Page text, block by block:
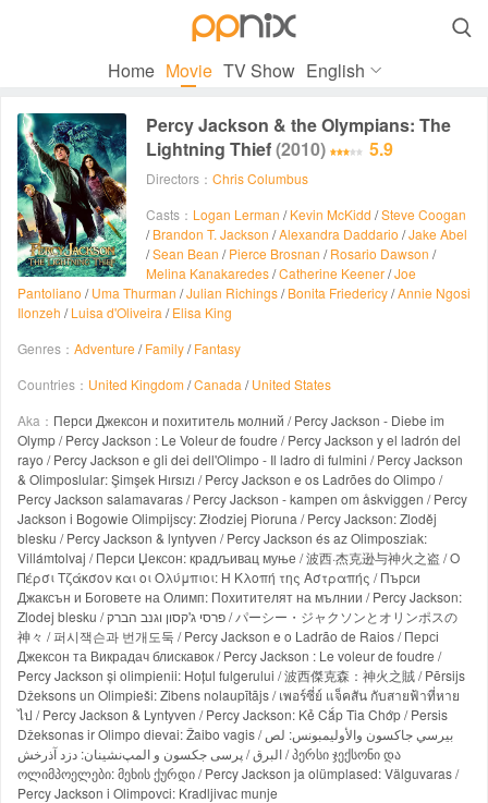

Home Movie TV Show English
Percy Jackson & the Olympians: The
Lightning Thief(2010) 5.9
Directors： Chris Columbus
Casts： Logan Lerman /Kevin McKidd /Steve Coogan
/Brandon T. Jackson /Alexandra Daddario /Jake Abel
/Sean Bean /Pierce Brosnan /Rosario Dawson /
Melina Kanakaredes/Catherine Keener/Joe
Pantoliano /Uma Thurman /Julian Richings/Bonita Friedericy/Annie Ngosi
Ilonzeh /Luisa d'Oliveira /Elisa King
Genres： Adventure /Family/Fantasy
Countries： United Kingdom /Canada /United States
Aka： Перси Джексон и похититель молний / Percy Jackson - Diebe im
Olymp / Percy Jackson : Le Voleur de foudre / Percy Jackson y el ladrón del
rayo / Percy Jackson e gli dei dell'Olimpo - Il ladro di fulmini / Percy Jackson
& Olimposlular: Şimşek Hırsızı / Percy Jackson e os Ladrões do Olimpo /
Percy Jackson salamavaras / Percy Jackson - kampen om åskviggen / Percy
Jackson i Bogowie Olimpijscy: Złodziej Pioruna / Percy Jackson: Zloděj
blesku / Percy Jackson & lyntyven / Percy Jackson és az Olimposziak:
Villámtolvaj / Перси Џексон: крадљивац муње / 波西·杰克逊与神火之盗 / Ο
Πέρσι Τζάκσον και οι Ολύμπιοι: Η Κλοπή της Αστραπής / Пърси
Джаксън и Боговете на Олимп: Похитителят на мълнии / Percy Jackson:
Zlodej blesku / פרסי ג'קסון וגנב הברק / パーシー・ジャクソンとオリンポスの
神々 / 퍼시잭슨과 번개도둑 / Percy Jackson e o Ladrão de Raios / Персі
Джексон та Викрадач блискавок / Percy Jackson : Le voleur de foudre /
Percy Jackson și olimpienii: Hoțul fulgerului / 波西傑克森：神火之賊 / Pērsijs
Džeksons un Olimpieši: Zibens nolaupītājs / เพอร์ซี่ย์ แจ็คสัน กับสายฟ้าที่หาย
ไป / Percy Jackson & Lyntyven / Percy Jackson: Kẻ Cắp Tia Chớp / Persis
Džeksonas ir Olimpo dievai: Žaibo vagis / بيرسي جاكسون والأوليمبونس: لص
البرق / پرسی جکسون و المپ‌نشینان: دزد آذرخش / პერსი ჯექსონი და
ოლიმპოელები: მეხის ქურდი / Percy Jackson ja olümplased: Välguvaras /
Percy Jackson i Olimpovci: Kradljivac munje